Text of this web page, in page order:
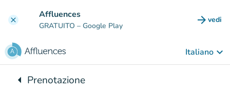
clear Affluences
GRATUITO – Google Play arrow_forward vedi
Italiano keyboard_arrow_down
arrow_leftTorna a:
Prenotazione